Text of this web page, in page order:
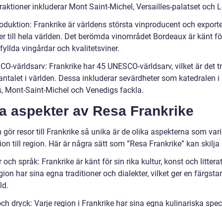
inkluderar Mont Saint-Michel, Versailles-palatset och
Frankrike är världens största vinproducent och
till hela världen. Det berömda vinområdet Bordeaux är känt
vingårdar och kvalitetsviner.
världsarv: Frankrike har 45 UNESCO-världsarv, vilket är det
i världen. Dessa inkluderar sevärdheter som katedralen i
Mont-Saint-Michel och Venedigs fackla.
aspekter av Resa Frankrike
gör resor till Frankrike så unika är de olika aspekterna som
till region. Här är några sätt som ”Resa Frankrike” kan skilja
och språk: Frankrike är känt för sin rika kultur, konst och
har sina egna traditioner och dialekter, vilket ger en
dryck: Varje region i Frankrike har sina egna kulinariska